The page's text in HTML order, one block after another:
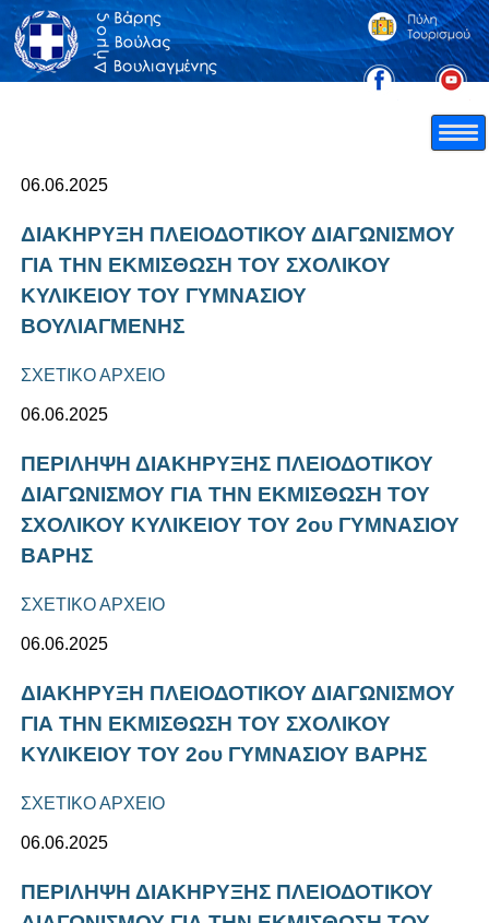
06.06.2025
ΔΙΑΚΗΡΥΞΗ ΠΛΕΙΟΔΟΤΙΚΟΥ ΔΙΑΓΩΝΙΣΜΟΥ
ΓΙΑ ΤΗΝ ΕΚΜΙΣΘΩΣΗ ΤΟΥ ΣΧΟΛΙΚΟΥ
ΚΥΛΙΚΕΙΟΥ ΤΟΥ ΓΥΜΝΑΣΙΟΥ
ΒΟΥΛΙΑΓΜΕΝΗΣ
ΣΧΕΤΙΚΟ ΑΡΧΕΙΟ
06.06.2025
ΠΕΡΙΛΗΨΗ ΔΙΑΚΗΡΥΞΗΣ ΠΛΕΙΟΔΟΤΙΚΟΥ
ΔΙΑΓΩΝΙΣΜΟΥ ΓΙΑ ΤΗΝ ΕΚΜΙΣΘΩΣΗ ΤΟΥ
ΣΧΟΛΙΚΟΥ ΚΥΛΙΚΕΙΟΥ ΤΟΥ 2ου ΓΥΜΝΑΣΙΟΥ
ΒΑΡΗΣ
ΣΧΕΤΙΚΟ ΑΡΧΕΙΟ
06.06.2025
ΔΙΑΚΗΡΥΞΗ ΠΛΕΙΟΔΟΤΙΚΟΥ ΔΙΑΓΩΝΙΣΜΟΥ
ΓΙΑ ΤΗΝ ΕΚΜΙΣΘΩΣΗ ΤΟΥ ΣΧΟΛΙΚΟΥ
ΚΥΛΙΚΕΙΟΥ ΤΟΥ 2ου ΓΥΜΝΑΣΙΟΥ ΒΑΡΗΣ
ΣΧΕΤΙΚΟ ΑΡΧΕΙΟ
06.06.2025
ΠΕΡΙΛΗΨΗ ΔΙΑΚΗΡΥΞΗΣ ΠΛΕΙΟΔΟΤΙΚΟΥ